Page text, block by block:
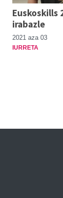
Euskoskills
irabazle
2021 aza 03
IURRETA